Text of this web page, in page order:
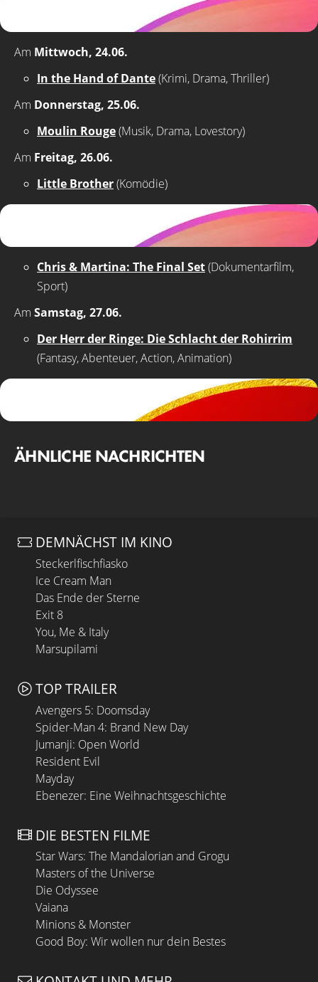
Am Mittwoch, 24.06.
In the Hand of Dante(Krimi, Drama, Thriller)
Am Donnerstag, 25.06.
Moulin Rouge(Musik, Drama, Lovestory)
Am Freitag, 26.06.
Little Brother(Komödie)
Chris & Martina: The Final Set(Dokumentarfilm,
Sport)
Am Samstag, 27.06.
Der Herr der Ringe: Die Schlacht der Rohirrim
(Fantasy, Abenteuer, Action, Animation)
ÄHNLICHE NACHRICHTEN
DEMNÄCHST IM KINO
Steckerlfischfiasko
Ice Cream Man
Das Ende der Sterne
Exit 8
You, Me & Italy
Marsupilami
TOP TRAILER
Avengers 5: Doomsday
Spider-Man 4: Brand New Day
Jumanji: Open World
Resident Evil
Mayday
Ebenezer: Eine Weihnachtsgeschichte
DIE BESTEN FILME
Star Wars: The Mandalorian and Grogu
Masters of the Universe
Die Odyssee
Vaiana
Minions & Monster
Good Boy: Wir wollen nur dein Bestes